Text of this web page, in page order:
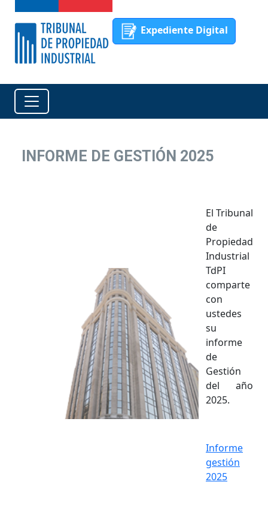
Expediente Digital
INFORME DE GESTIÓN 2025
El Tribunal
de
Propiedad
Industrial
TdPI
comparte
con
ustedes
su
informe
de
Gestión
del año
2025.
Informe
gestión
2025